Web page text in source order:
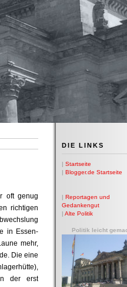
oft genug
richtigen
in Essen-
mehr,
Die eine
der erst
DIE LINKS
| Startseite
| Blogger.de Startseite
| Reportagen und
Gedankengut
| Alte Politik
Politik leicht